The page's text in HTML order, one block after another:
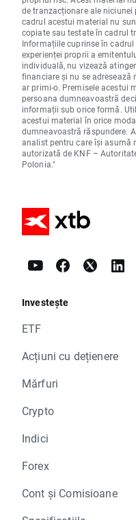
de tranzacționare ale
cadrul acestui material nu
copiate sau testate în cadrul
Informațiile cuprinse în
experienței proprii a
individuală, nu vizează
financiare și nu se adresează
ar primi-o. Premisele acestui
persoana dumneavoastră
informații sub orice formă.
acestui material în orice
dumneavoastră răspundere.
analist pentru care își asumă
autorizată de KNF –
Polonia."
Investește
ETF
Acțiuni cu dețienere
Mărfuri
Crypto
Indici
Forex
Cont și Comisioane